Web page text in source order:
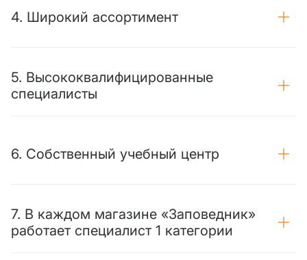
4. Широкий ассортимент
5. Высококвалифицированные
специалисты
6. Собственный учебный центр
7. В каждом магазине «Заповедник»
работает специалист 1 категории